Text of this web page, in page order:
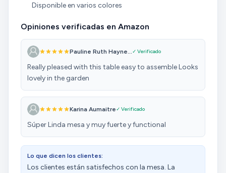
Disponible en varios colores
Opiniones verificadas en Amazon
Pauline Ruth Hayne... ✓ Verificado
Really pleased with this table easy to assemble Looks
lovely in the garden
Karina Aumaitre✓ Verificado
Súper Linda mesa y muy fuerte y functional
Lo que dicen los clientes:
Los clientes están satisfechos con la mesa. La